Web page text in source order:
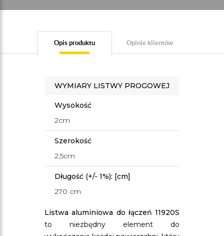
Opis produktu Opinie klientów
WYMIARY LISTWY PROGOWEJ
Wysokość
2cm
Szerokość
2,5cm
Długość (+/- 1%): [cm]
270 cm
Listwa aluminiowa do łączeń 11920S
to niezbędny element do